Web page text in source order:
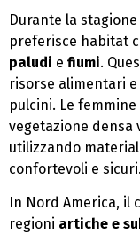
Durante la
preferisce habitat
paludi e fiumi.
risorse alimentari
pulcini. Le
vegetazione densa
utilizzando
confortevoli e sicuri.
In Nord America, il
regioni artiche e